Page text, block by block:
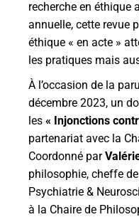
recherche en éthique
annuelle, cette revue
éthique « en acte »
les pratiques mais
À l’occasion de la
décembre 2023, un
les « Injonctions
partenariat avec la
Coordonné par
philosophie, cheffe
Psychiatrie &
à la Chaire de